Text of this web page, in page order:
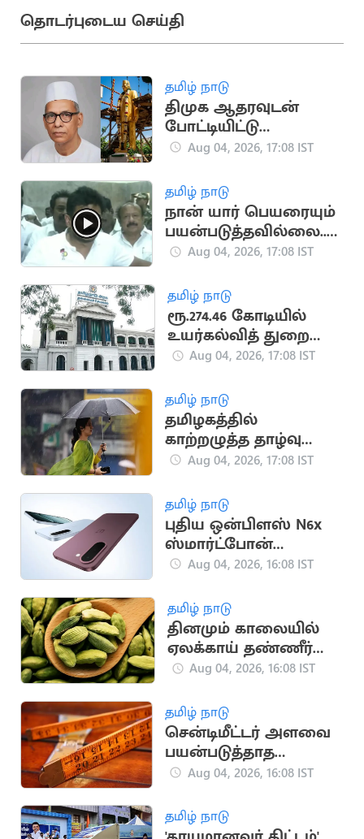
தொடர்புடைய செய்தி
தமிழ் நாடு
திமுக ஆதரவுடன்
போட்டியிட்டு
காங்கிரசுடன்
கட்சி
Aug 04, 2026, 17:08 IST
தமிழ் நாடு
நான் யார் பெயரையும்
பயன்படுத்தவில்லை..
உதயநிதி ஸ்டாலின்
Aug 04, 2026, 17:08 IST
தமிழ் நாடு
ரூ.274.46 கோடியில்
உயர்கல்வித் துறை
கட்டடங்கள் திறப்பு!
Aug 04, 2026, 17:08 IST
தமிழ் நாடு
தமிழகத்தில்
காற்றழுத்த தாழ்வு
நிலை: வானிலை
Aug 04, 2026, 17:08 IST
தமிழ் நாடு
புதிய ஒன்பிளஸ் N6x
ஸ்மார்ட்போன்
இந்தியாவில்
Aug 04, 2026, 16:08 IST
தமிழ் நாடு
தினமும் காலையில்
ஏலக்காய் தண்ணீர்
குடிச்சிப்பாருங்க
Aug 04, 2026, 16:08 IST
தமிழ் நாடு
சென்டிமீட்டர் அளவை
பயன்படுத்தாத
நாடுகள் தெரியுமா?
Aug 04, 2026, 16:08 IST
தமிழ் நாடு